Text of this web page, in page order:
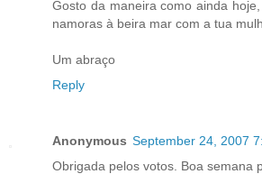
Gosto da maneira como ainda
namoras à beira mar com a tua
Um abraço
Reply
Anonymous September 24, 2007
Obrigada pelos votos. Boa semana